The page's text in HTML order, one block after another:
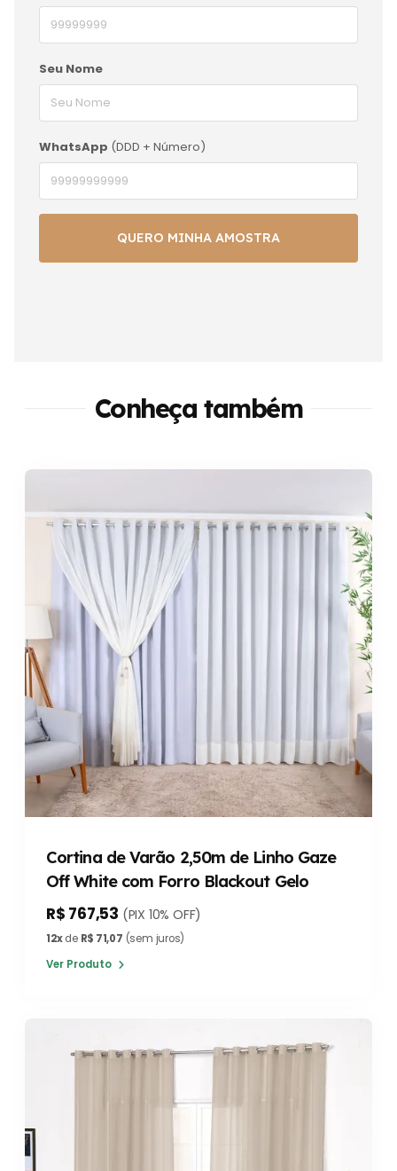
Seu Nome
WhatsApp (DDD + Número)
Conheça também
Cortina de Varão 2,50m de Linho Gaze
Off White com Forro Blackout Gelo
R$ 767,53 (PIX 10% OFF)
12xde R$ 71,07 (sem juros)
Ver Produto